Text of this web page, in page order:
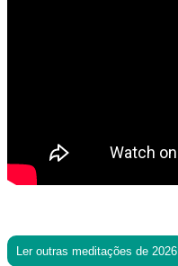
Ler outras meditações de 2026